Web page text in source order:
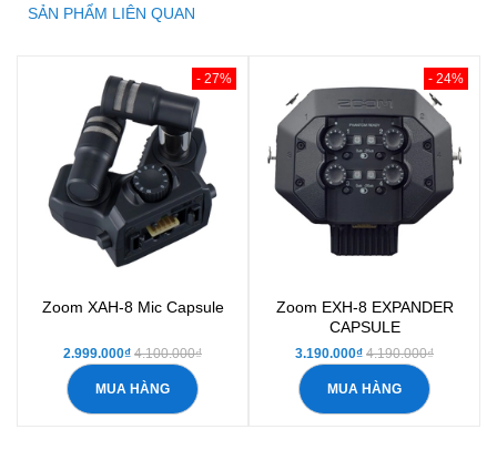
SẢN PHẨM LIÊN QUAN
- 27%
Zoom XAH-8 Mic Capsule
2.999.000₫ 4.100.000₫
MUA HÀNG
- 24%
Zoom EXH-8 EXPANDER
CAPSULE
3.190.000₫ 4.190.000₫
MUA HÀNG